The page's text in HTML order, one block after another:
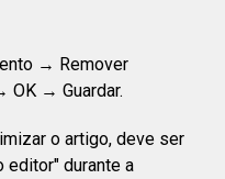
→ Remover
OK → Guardar.
o artigo, deve ser
editor" durante a